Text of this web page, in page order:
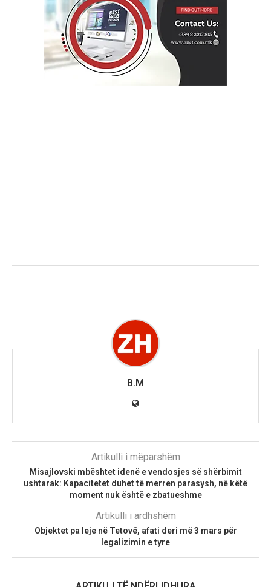
B.M
Artikulli i mëparshëm
Misajlovski mbështet idenë e vendosjes së shërbimit
ushtarak: Kapacitetet duhet të merren parasysh, në këtë
moment nuk është e zbatueshme
Artikulli i ardhshëm
Objektet pa leje në Tetovë, afati deri më 3 mars për
legalizimin e tyre